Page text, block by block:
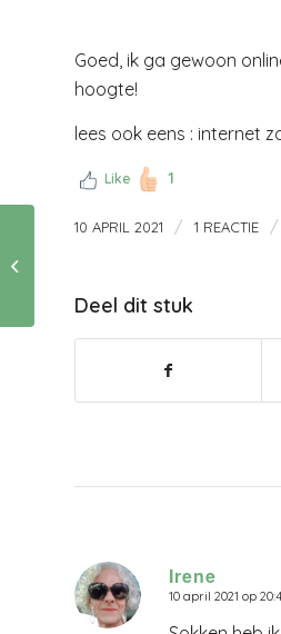
Goed, ik ga gewoon
hoogte!
lees ook eens : internet
Like 1
10 APRIL 2021 / 1 REACTIE /
Deel dit stuk
Irene
zegt:
10 april 2021 op